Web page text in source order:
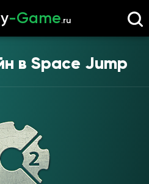
-Game.ru
в Space Jump